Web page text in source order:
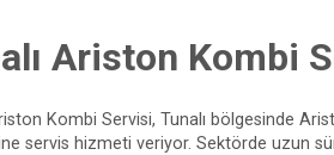
Ariston Kombi
Kombi Servisi, Tunalı bölgesinde
servis hizmeti veriyor. Sektörde uzun